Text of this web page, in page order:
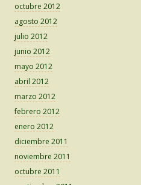
octubre 2012
agosto 2012
julio 2012
junio 2012
mayo 2012
abril 2012
marzo 2012
febrero 2012
enero 2012
diciembre 2011
noviembre 2011
octubre 2011